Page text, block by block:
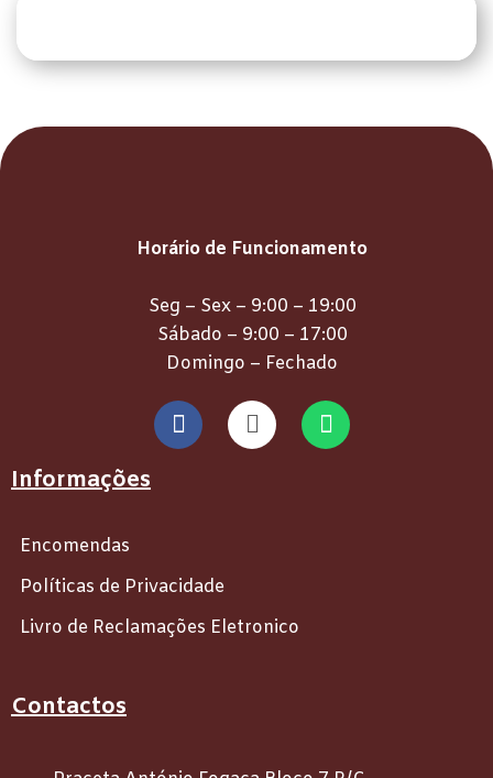
Horário de Funcionamento
Seg – Sex – 9:00 – 19:00
Sábado – 9:00 – 17:00
Domingo – Fechado
Informações
Encomendas
Políticas de Privacidade
Livro de Reclamações Eletronico
Contactos